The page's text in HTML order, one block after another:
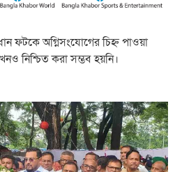
ফটকে অগ্নিসংযোগের চিহ্ন পাওয়া
নিশ্চিত করা সম্ভব হয়নি।